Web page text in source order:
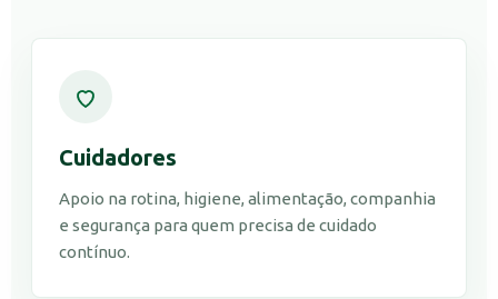
Cuidadores
Apoio na rotina, higiene, alimentação, companhia
e segurança para quem precisa de cuidado
contínuo.